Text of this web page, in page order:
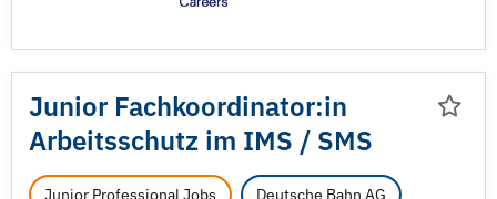
Junior Fachkoordinator:in
Arbeitsschutz im IMS / SMS
Junior Professional Jobs Deutsche Bahn AG